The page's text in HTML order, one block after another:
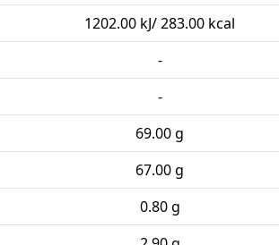
1202.00 kJ/ 283.00 kcal
-
-
69.00 g
67.00 g
0.80 g